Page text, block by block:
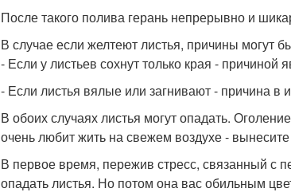
После такого полива герань непрерывно и
В случае если желтеют листья, причины могут
- Если у листьев сохнут только края - причиной
- Если листья вялые или загнивают - причина в
В обоих случаях листья могут опадать.
очень любит жить на свежем воздухе -
В первое время, пережив стресс, связанный с
опадать листья. Но потом она вас обильным